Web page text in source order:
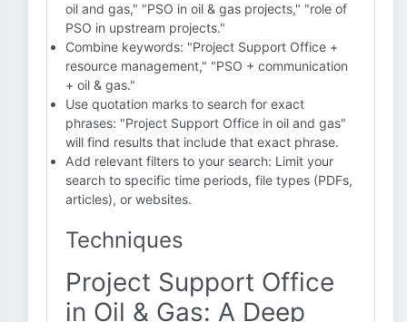
oil and gas," "PSO in oil & gas projects," "role of
PSO in upstream projects."
Combine keywords: "Project Support Office +
resource management," "PSO + communication
+ oil & gas."
Use quotation marks to search for exact
phrases: "Project Support Office in oil and gas"
will find results that include that exact phrase.
Add relevant filters to your search: Limit your
search to specific time periods, file types (PDFs,
articles), or websites.
Techniques
Project Support Office
in Oil & Gas: A Deep